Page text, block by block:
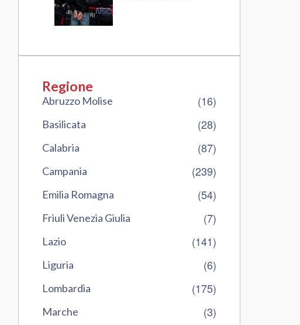
Regione
Abruzzo Molise (16)
Basilicata (28)
Calabria (87)
Campania (239)
Emilia Romagna (54)
Friuli Venezia Giulia (7)
Lazio (141)
Liguria (6)
Lombardia (175)
Marche (3)